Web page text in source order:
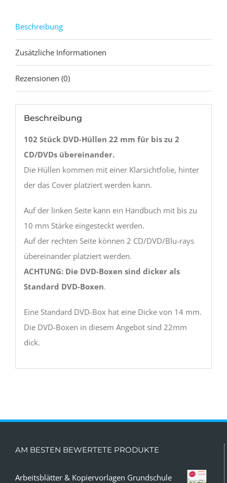
ray
-
Transparent
mit
Folie
Cover
Beschreibung
Zusätzliche Informationen
Rezensionen (0)
Beschreibung
102 Stück DVD-Hüllen 22 mm für bis zu 2
CD/DVDs übereinander.
Die Hüllen kommen mit einer Klarsichtfolie, hinter
der das Cover platziert werden kann.
Auf der linken Seite kann ein Handbuch mit bis zu
10 mm Stärke eingesteckt werden.
Auf der rechten Seite können 2 CD/DVD/Blu-rays
übereinander platziert werden.
ACHTUNG: Die DVD-Boxen sind dicker als
Standard DVD-Boxen.
Eine Standard DVD-Box hat eine Dicke von 14 mm.
Die DVD-Boxen in diesem Angebot sind 22mm
dick.
AM BESTEN BEWERTETE PRODUKTE
Arbeitsblätter & Kopiervorlagen Grundschule